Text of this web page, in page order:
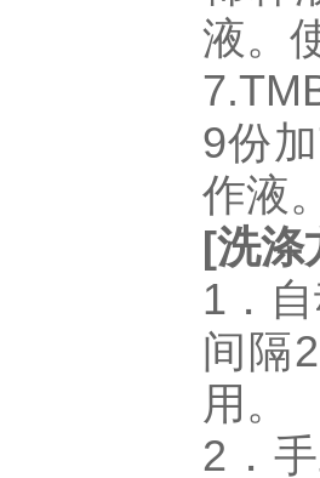
液。
9份
作液
[洗涤
1．
间隔
用。
2．